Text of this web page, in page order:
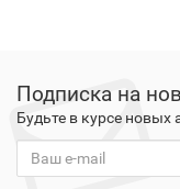
Подписка на
Будьте в курсе новых